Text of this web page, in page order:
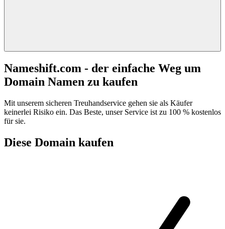
Nameshift.com - der einfache Weg um
Domain Namen zu kaufen
Mit unserem sicheren Treuhandservice gehen sie als Käufer
keinerlei Risiko ein. Das Beste, unser Service ist zu 100 % kostenlos
für sie.
Diese Domain kaufen